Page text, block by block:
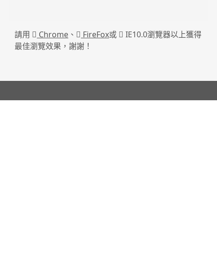
請用 Chrome 、 FireFox或
IE10.0瀏覽器以上獲得
最佳瀏覽效果，謝謝！